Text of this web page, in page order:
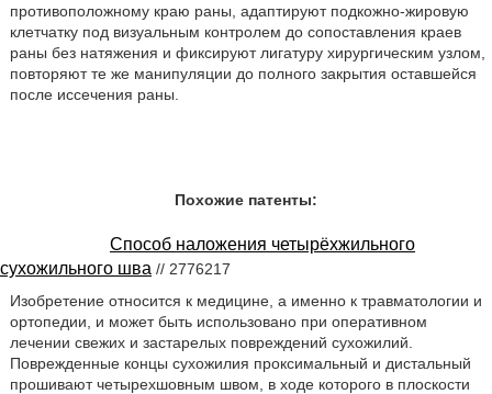
противоположному краю раны, адаптируют подкожно-жировую
клетчатку под визуальным контролем до сопоставления краев
раны без натяжения и фиксируют лигатуру хирургическим узлом,
повторяют те же манипуляции до полного закрытия оставшейся
после иссечения раны.
Похожие патенты:
Способ наложения четырёхжильного
сухожильного шва // 2776217
Изобретение относится к медицине, а именно к травматологии и
ортопедии, и может быть использовано при оперативном
лечении свежих и застарелых повреждений сухожилий.
Поврежденные концы сухожилия проксимальный и дистальный
прошивают четырехшовным швом, в ходе которого в плоскости